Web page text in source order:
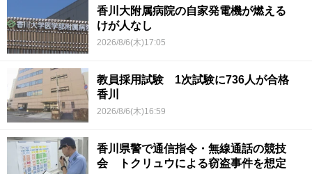
香川大附属病院の自家発電機が燃える
けが人なし
2026/8/6(木)17:05
教員採用試験 1次試験に736人が合格
香川
2026/8/6(木)16:59
香川県警で通信指令・無線通話の競技
会 トクリュウによる窃盗事件を想定